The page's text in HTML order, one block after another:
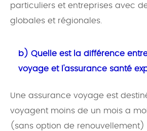
particuliers et entreprises avec
globales et régionales.
b) Quelle est la différence
voyage et l'assurance santé
Une assurance voyage est
voyagent moins de un mois a
(sans option de renouvellement)